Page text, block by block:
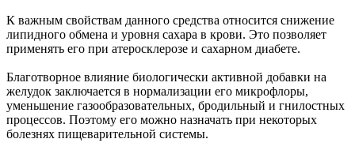
К важным свойствам данного средства относится снижение
липидного обмена и уровня сахара в крови. Это позволяет
применять его при атеросклерозе и сахарном диабете.
Благотворное влияние биологически активной добавки на
желудок заключается в нормализации его микрофлоры,
уменьшение газообразовательных, бродильный и гнилостных
процессов. Поэтому его можно назначать при некоторых
болезнях пищеварительной системы.